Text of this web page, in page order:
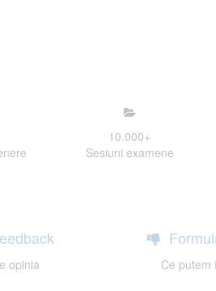
10.000+
Sesiuni examene
opinia Ce putem